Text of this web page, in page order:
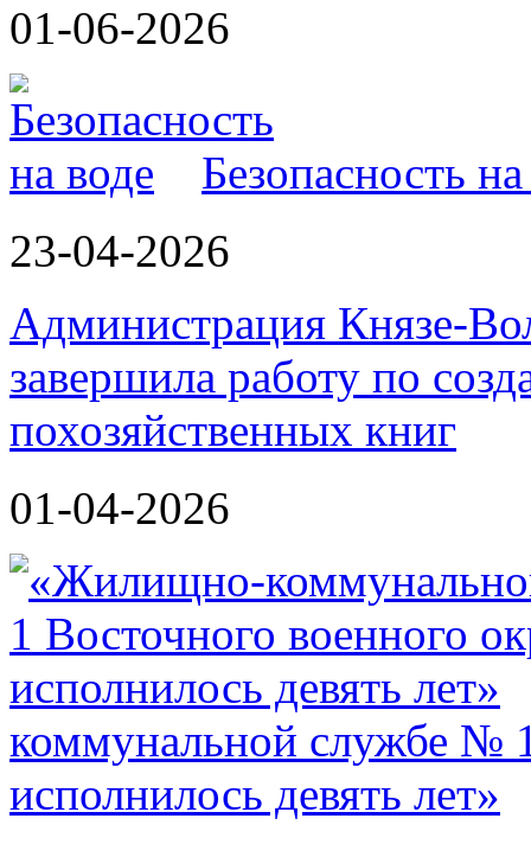
01-06-2026
Безопасность
23-04-2026
Администрация Князе-
завершила работу по
похозяйственных книг
01-04-2026
коммунальной службе №
исполнилось девять лет»